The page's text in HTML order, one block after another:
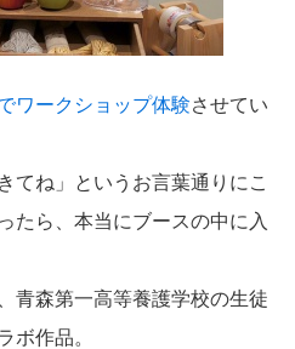
ワークショップ体験させてい
てね」というお言葉通りにこ
たら、本当にブースの中に入
青森第一高等養護学校の生徒
ボ作品。